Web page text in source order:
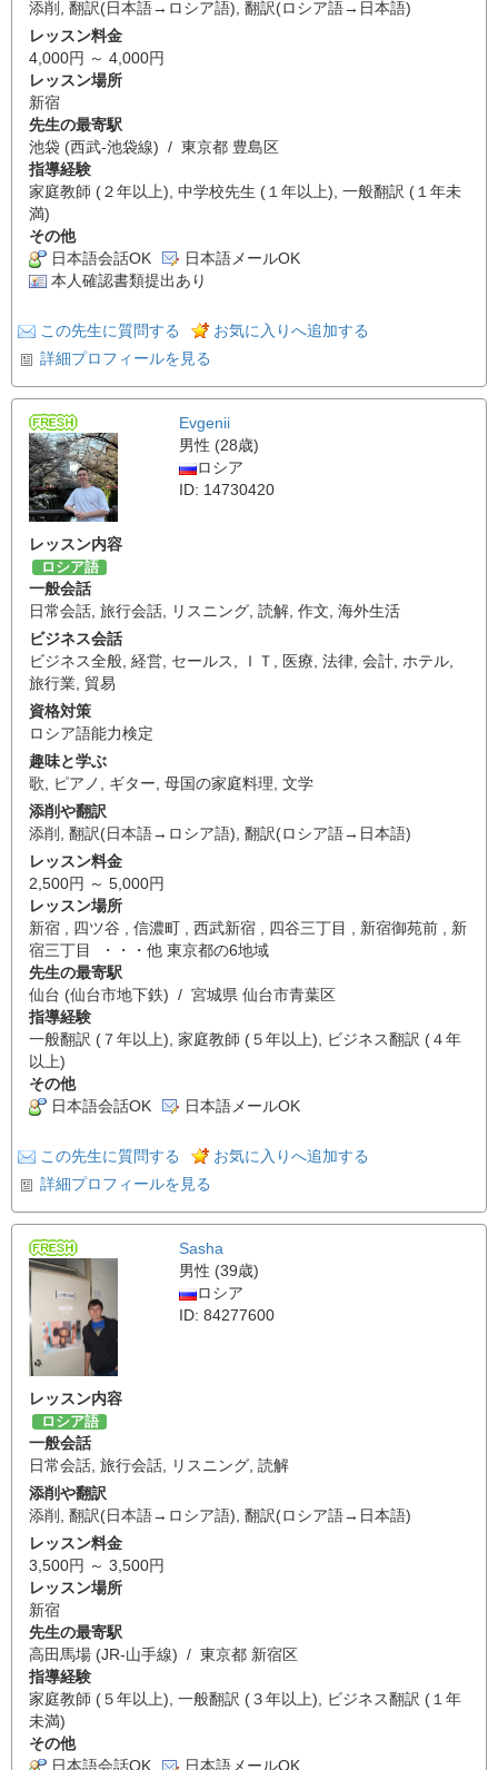
添削 翻訳(日本語→ロシア語) 翻訳(ロシア語→日本語)
レッスン料金
4,000円 ～ 4,000円
レッスン場所
新宿
先生の最寄駅
池袋 (西武-池袋線) / 東京都 豊島区
指導経験
家庭教師 (２年以上), 中学校先生 (１年以上), 一般翻訳 (１年未
満)
その他
日本語会話OK
日本語メールOK
本人確認書類提出あり
この先生に質問する
お気に入りへ追加する
詳細プロフィールを見る
Evgenii
男性 (28歳)
ロシア
ID: 14730420
レッスン内容
ロシア語
一般会話
日常会話 旅行会話 リスニング 読解 作文 海外生活
ビジネス会話
ビジネス全般 経営 セールス ＩＴ 医療 法律 会計 ホテル
旅行業 貿易
資格対策
ロシア語能力検定
趣味と学ぶ
歌
ピアノ ギター 母国の家庭料理 文学
添削や翻訳
添削 翻訳(日本語→ロシア語) 翻訳(ロシア語→日本語)
レッスン料金
2,500円 ～ 5,000円
レッスン場所
新宿 , 四ツ谷 , 信濃町 , 西武新宿 , 四谷三丁目 , 新宿御苑前 , 新
宿三丁目 ・・・他 東京都の6地域
先生の最寄駅
仙台 (仙台市地下鉄) / 宮城県 仙台市青葉区
指導経験
一般翻訳 (７年以上), 家庭教師 (５年以上), ビジネス翻訳 (４年
以上)
その他
日本語会話OK
日本語メールOK
この先生に質問する
お気に入りへ追加する
詳細プロフィールを見る
Sasha
男性 (39歳)
ロシア
ID: 84277600
レッスン内容
ロシア語
一般会話
日常会話, 旅行会話, リスニング, 読解
添削や翻訳
添削 , 翻訳(日本語→ロシア語), 翻訳(ロシア語→日本語)
レッスン料金
3,500円 ～ 3,500円
レッスン場所
新宿
先生の最寄駅
高田馬場 (JR-山手線) / 東京都 新宿区
指導経験
家庭教師 (５年以上), 一般翻訳 (３年以上), ビジネス翻訳 (１年
未満)
その他
日本語会話OK
日本語メールOK